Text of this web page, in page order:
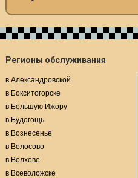
Регионы обслуживания
в Александровской
в Бокситогорске
в Большую Ижору
в Будогощь
в Вознесенье
в Волосово
в Волхове
в Всеволожске